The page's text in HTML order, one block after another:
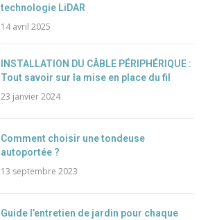
technologie LiDAR
14 avril 2025
INSTALLATION DU CÂBLE PÉRIPHÉRIQUE :
Tout savoir sur la mise en place du fil
23 janvier 2024
Comment choisir une tondeuse
autoportée ?
13 septembre 2023
Guide l’entretien de jardin pour chaque